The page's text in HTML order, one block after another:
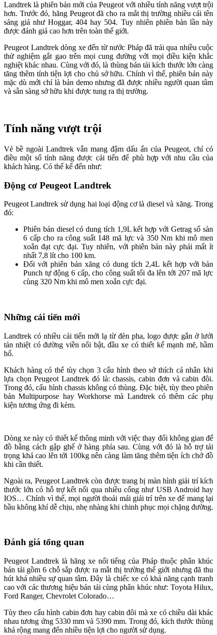
Landtrek là phiên bản mới của Peugeot với nhiều tính năng vượt trội
hơn. Trước đó, hãng Peugeot đã cho ra mắt thị trường nhiều cái tên
sáng giá như Hoggar, 404 hay 504. Tuy nhiên phiên bản lần này
được đánh giá cao hơn trên toàn thế giới.
Peugeot Landtrek dòng xe đến từ nước Pháp đã trải qua nhiều cuộc
thử nghiệm gắt gao trên mọi cung đường với mọi điều kiện khắc
nghiệt khác nhau. Cùng với đó, là thùng bán tải kích thước lớn càng
tăng thêm tính tiện lợi cho chủ sở hữu. Chính vì thế, phiên bản này
mặc dù mới chỉ là bản demo nhưng đã được nhiều người quan tâm
và sẵn sàng sở hữu khi được tung ra thị trường.
Tính năng vượt trội
Vẻ bề ngoài Landtrek vẫn mang đậm dấu ấn của Peugeot, chỉ có
điều một số tính năng được cải tiến để phù hợp với nhu cầu của
khách hàng. Có thể kể đến như:
Động cơ Peugeot Landtrek
Peugeot Landtrek sử dụng hai loại động cơ là diesel và xăng. Trong
đó:
Phiên bản diesel có dung tích 1,9L kết hợp với Getrag số sàn
6 cấp cho ra công suất 148 mã lực và 350 Nm khi mô men
xoắn đạt cực đại. Tuy nhiên, với phiên bản này phải mất ít
nhất 7,8 lít cho 100 km.
Đối với phiên bản xăng có dung tích 2,4L kết hợp với bản
Punch tự động 6 cấp, cho công suất tối đa lên tới 207 mã lực
cùng 320 Nm khi mô men xoắn cực đại.
Những cải tiến mới
Landtrek có nhiều cải tiến mới lạ từ đèn pha, logo được gắn ở lưới
tản nhiệt có đường viền nổi bật, đầu xe có thiết kế mạnh mẽ, hầm
hố.
Khách hàng có thể tùy chọn 3 cấu hình theo sở thích cá nhân khi
lựa chọn Peugeot Landtrek đó là: chassis, cabin đơn và cabin đôi.
Trong đó, cấu hình chassis không có thùng. Đặc biệt, tùy theo phiên
bản Multipurpose hay Workhorse mà Landtrek có thêm các phụ
kiện tương ứng đi kèm.
Dòng xe này có thiết kế thông minh với việc thay đổi không gian để
đồ bằng cách gập ghế ở hàng phía sau. Cùng với đó là hỗ trợ tải
trọng khá cao lên tới 100kg nên càng làm tăng thêm tiện ích chở đồ
khi cần thiết.
Ngoài ra, Peugeot Landtrek còn được trang bị màn hình giải trí kích
thước lớn có hỗ trợ kết nối qua nhiều cổng như USB Android hay
IOS… Chính vì thế, mọi người thoải mái giải trí trên xe để mang lại
bầu không khí dễ chịu, nhẹ nhàng khi chinh phục mọi chặng đường.
Đánh giá tổng quan
Peugeot Landtrek là hãng xe nổi tiếng của Pháp thuộc phân khúc
bán tải gồm 6 chỗ sắp được ra mắt thị trường thế giới nhưng đã thu
hút khá nhiều sự quan tâm. Đây là chiếc xe có khả năng cạnh tranh
cao với các thương hiệu bán tải cùng phân khúc như: Toyota Hilux,
Ford Ranger, Chevrolet Colorado…
Tùy theo cấu hình cabin đơn hay cabin đôi mà xe có chiều dài khác
nhau tương ứng 5330 mm và 5390 mm. Trong đó, kích thước thùng
khá rộng mang đến nhiều tiện lợi cho người sử dụng.